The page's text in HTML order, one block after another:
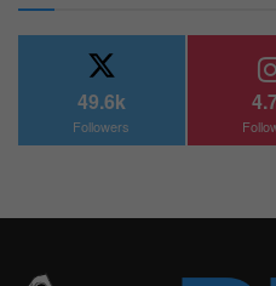
49.6k
Followers